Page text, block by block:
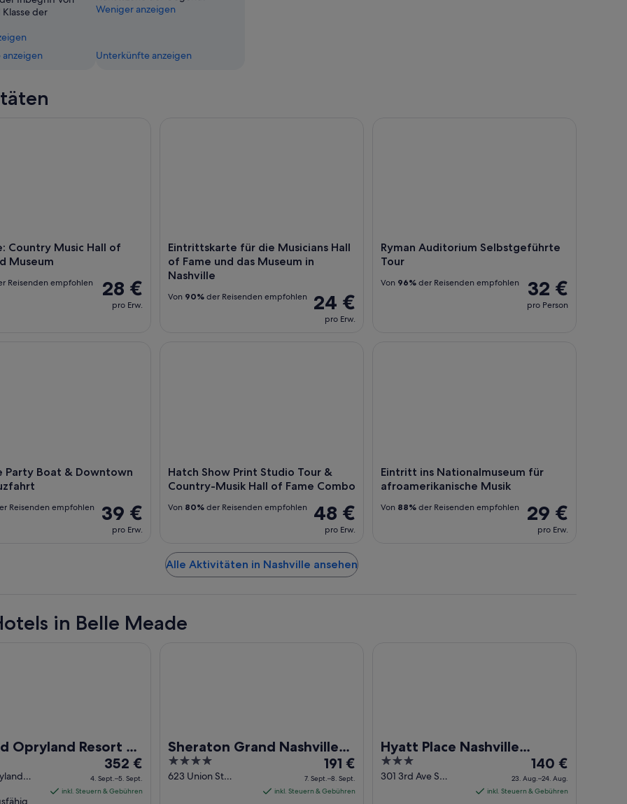
der
Weniger anzeigen
Unterkünfte anzeigen
Country Music Hall of
Museum
28 €
pro Erw.
Reisenden empfohlen
Eintrittskarte für die Musicians Hall
of Fame und das Museum in
Nashville
24 €
pro Erw.
Von 90% der Reisenden empfohlen
Ryman Auditorium Selbstgeführte
Tour
32 €
pro Person
Von 96% der Reisenden empfohlen
Party Boat & Downtown
39 €
pro Erw.
Reisenden empfohlen
Hatch Show Print Studio Tour &
Country-Musik Hall of Fame Combo
48 €
pro Erw.
Von 80% der Reisenden empfohlen
Eintritt ins Nationalmuseum für
afroamerikanische Musik
29 €
pro Erw.
Von 88% der Reisenden empfohlen
Alle Aktivitäten in Nashville ansehen
in Belle Meade
Opryland Resort &
Center
TN
Der
Preis
beträgt
352 €
4. Sept.–5. Sept.
inkl. Steuern & Gebühren
Sheraton Grand Nashville
Downtown
4
out
623 Union St
Der
Preis
beträgt
191 €
7. Sept.–8. Sept.
inkl. Steuern & Gebühren
Hyatt Place Nashville
Downtown
3
out
301 3rd Ave S
Der
Preis
beträgt
140 €
23. Aug.–24. Aug.
inkl. Steuern & Gebühren